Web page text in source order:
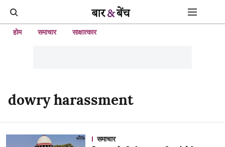
होम समाचार साक्षात्कार
dowry harassment
समाचार